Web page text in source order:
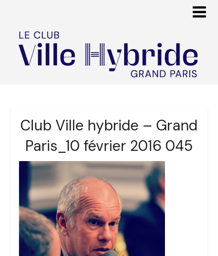
Club Ville hybride – Grand
Paris_10 février 2016 045